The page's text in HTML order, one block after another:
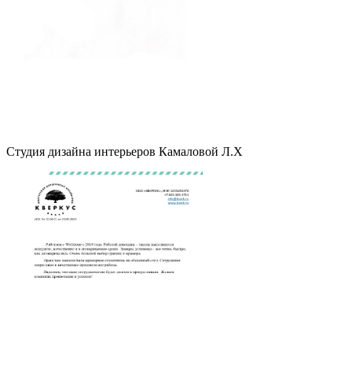
Студия дизайна интерьеров Камаловой Л.Х